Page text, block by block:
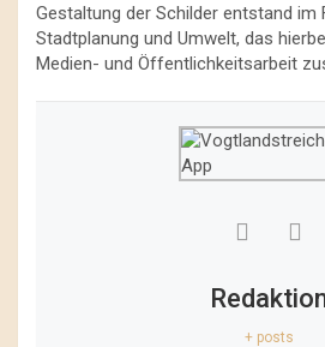
Gestaltung der Schilder entstand im
Stadtplanung und Umwelt, das
Medien- und Öffentlichkeitsarbeit
+ posts